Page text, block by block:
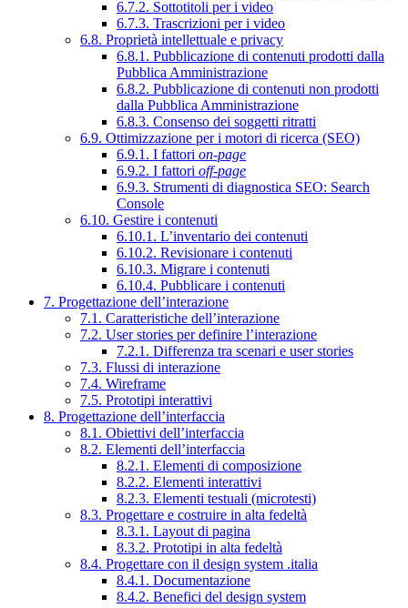
6.7.2. Sottotitoli per i video
6.7.3. Trascrizioni per i video
6.8. Proprietà intellettuale e privacy
6.8.1. Pubblicazione di contenuti prodotti dalla
Pubblica Amministrazione
6.8.2. Pubblicazione di contenuti non prodotti
dalla Pubblica Amministrazione
6.8.3. Consenso dei soggetti ritratti
6.9. Ottimizzazione per i motori di ricerca (SEO)
6.9.1. I fattori on-page
6.9.2. I fattori off-page
6.9.3. Strumenti di diagnostica SEO: Search
Console
6.10. Gestire i contenuti
6.10.1. L’inventario dei contenuti
6.10.2. Revisionare i contenuti
6.10.3. Migrare i contenuti
6.10.4. Pubblicare i contenuti
7. Progettazione dell’interazione
7.1. Caratteristiche dell’interazione
7.2. User stories per definire l’interazione
7.2.1. Differenza tra scenari e user stories
7.3. Flussi di interazione
7.4. Wireframe
7.5. Prototipi interattivi
8. Progettazione dell’interfaccia
8.1. Obiettivi dell’interfaccia
8.2. Elementi dell’interfaccia
8.2.1. Elementi di composizione
8.2.2. Elementi interattivi
8.2.3. Elementi testuali (microtesti)
8.3. Progettare e costruire in alta fedeltà
8.3.1. Layout di pagina
8.3.2. Prototipi in alta fedeltà
8.4. Progettare con il design system .italia
8.4.1. Documentazione
8.4.2. Benefici del design system